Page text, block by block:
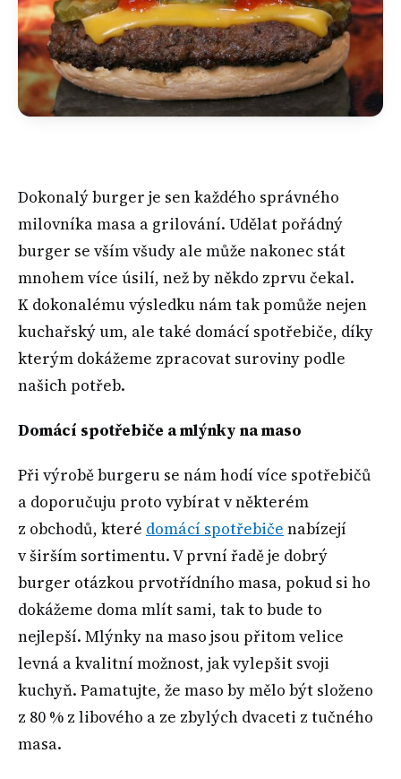
Dokonalý burger je sen každého správného
milovníka masa a grilování. Udělat pořádný
burger se vším všudy ale může nakonec stát
mnohem více úsilí, než by někdo zprvu čekal.
K dokonalému výsledku nám tak pomůže nejen
kuchařský um, ale také domácí spotřebiče, díky
kterým dokážeme zpracovat suroviny podle
našich potřeb.
Domácí spotřebiče a mlýnky na maso
Při výrobě burgeru se nám hodí více spotřebičů
a doporučuju proto vybírat v některém
z obchodů, které domácí spotřebiče nabízejí
v širším sortimentu. V první řadě je dobrý
burger otázkou prvotřídního masa, pokud si ho
dokážeme doma mlít sami, tak to bude to
nejlepší. Mlýnky na maso jsou přitom velice
levná a kvalitní možnost, jak vylepšit svoji
kuchyň. Pamatujte, že maso by mělo být složeno
z 80 % z libového a ze zbylých dvaceti z tučného
masa.